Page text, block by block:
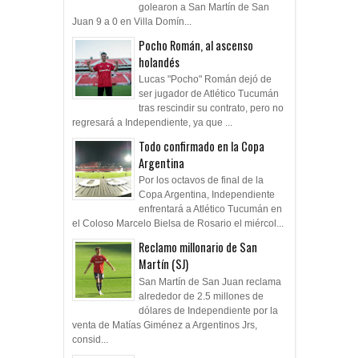
golearon a San Martín de San
Juan 9 a 0 en Villa Domín...
Pocho Román, al ascenso
holandés
Lucas "Pocho" Román dejó de
ser jugador de Atlético Tucumán
tras rescindir su contrato, pero no
regresará a Independiente, ya que ...
Todo confirmado en la Copa
Argentina
Por los octavos de final de la
Copa Argentina, Independiente
enfrentará a Atlético Tucumán en
el Coloso Marcelo Bielsa de Rosario el miércol...
Reclamo millonario de San
Martín (SJ)
San Martín de San Juan reclama
alrededor de 2.5 millones de
dólares de Independiente por la
venta de Matías Giménez a Argentinos Jrs,
consid...